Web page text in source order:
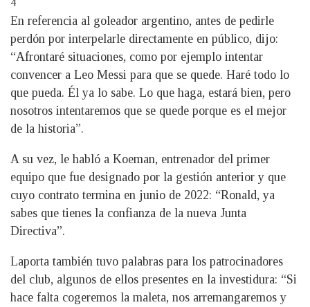
4
En referencia al goleador argentino, antes de pedirle
perdón por interpelarle directamente en público, dijo:
“Afrontaré situaciones, como por ejemplo intentar
convencer a Leo Messi para que se quede. Haré todo lo
que pueda. Él ya lo sabe. Lo que haga, estará bien, pero
nosotros intentaremos que se quede porque es el mejor
de la historia”.
A su vez, le habló a Koeman, entrenador del primer
equipo que fue designado por la gestión anterior y que
cuyo contrato termina en junio de 2022: “Ronald, ya
sabes que tienes la confianza de la nueva Junta
Directiva”.
Laporta también tuvo palabras para los patrocinadores
del club, algunos de ellos presentes en la investidura: “Si
hace falta cogeremos la maleta, nos arremangaremos y